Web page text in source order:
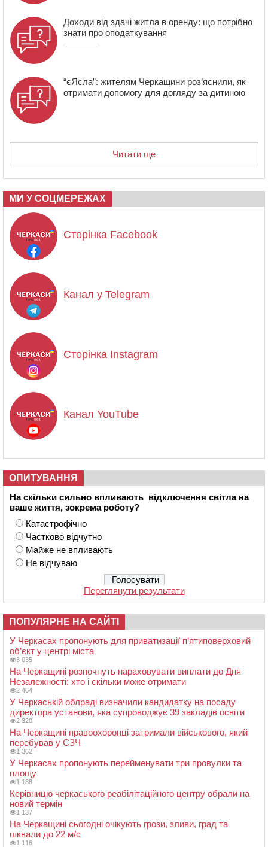
Доходи від здачі житла в оренду: що потрібно
знати про оподаткування
“єЯсла”: жителям Черкащини роз’яснили, як
отримати допомогу для догляду за дитиною
Читати ще
МИ У СОЦМЕРЕЖАХ
Сторінка Facebook
Канал у Telegram
Сторінка Instagram
Канал YouTube
ОПИТУВАННЯ
На скільки сильно впливають відключення світла на
ваше життя, зокрема роботу?
Катастрофічно
Частково відчутно
Майже не впливають
Не відчуваю
Переглянути результати
ПОПУЛЯРНЕ НА САЙТІ
У Черкасах пропонують для приватизації п’ятиповерховий
об’єкт у центрі міста
3 035
На Черкащині розпочнуть нараховувати виплати до Дня
Незалежності: хто і скільки може отримати
2 464
У Черкаській облраді визначили кандидатку на посаду
директора установи, яка супроводжує 39 закладів освіти
2 320
На Черкащині правоохоронці затримали військового, який
перебував у СЗЧ
1 362
У Черкасах пропонують перейменувати три провулки та
площу
1 188
Керівницю черкаського реабілітаційного центру обрали на
новий термін
1 137
На Черкащині сьогодні очікують грози, зливи, град та
шквали до 22 м/с
1 116